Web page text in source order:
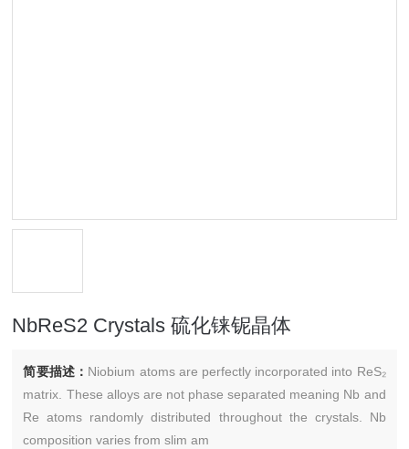
NbReS2 Crystals 硫化铼铌晶体
简要描述： Niobium atoms are perfectly incorporated into ReS₂
matrix. These alloys are not phase separated meaning Nb and
Re atoms randomly distributed throughout the crystals. Nb
composition varies from slim am